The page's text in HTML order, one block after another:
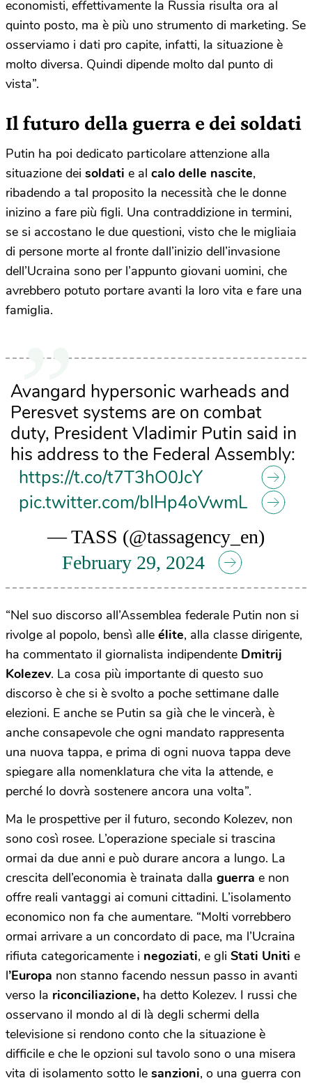
economisti, effettivamente la Russia risulta ora al
quinto posto, ma è più uno strumento di marketing. Se
osserviamo i dati pro capite, infatti, la situazione è
molto diversa. Quindi dipende molto dal punto di
vista”.
Il futuro della guerra e dei soldati
Putin ha poi dedicato particolare attenzione alla
situazione dei soldati e al calo delle nascite,
ribadendo a tal proposito la necessità che le donne
inizino a fare più figli. Una contraddizione in termini,
se si accostano le due questioni, visto che le migliaia
di persone morte al fronte dall’inizio dell’invasione
dell’Ucraina sono per l’appunto giovani uomini, che
avrebbero potuto portare avanti la loro vita e fare una
famiglia.
Avangard hypersonic warheads and
Peresvet systems are on combat
duty, President Vladimir Putin said in
his address to the Federal Assembly:
https://t.co/t7T3hO0JcY
pic.twitter.com/bIHp4oVwmL
— TASS (@tassagency_en)
February 29, 2024
“Nel suo discorso all’Assemblea federale Putin non si
rivolge al popolo, bensì alle élite, alla classe dirigente,
ha commentato il giornalista indipendente Dmitrij
Kolezev. La cosa più importante di questo suo
discorso è che si è svolto a poche settimane dalle
elezioni. E anche se Putin sa già che le vincerà, è
anche consapevole che ogni mandato rappresenta
una nuova tappa, e prima di ogni nuova tappa deve
spiegare alla nomenklatura che vita la attende, e
perché lo dovrà sostenere ancora una volta”.
Ma le prospettive per il futuro, secondo Kolezev, non
sono così rosee. L’operazione speciale si trascina
ormai da due anni e può durare ancora a lungo. La
crescita dell’economia è trainata dalla guerra e non
offre reali vantaggi ai comuni cittadini. L’isolamento
economico non fa che aumentare. “Molti vorrebbero
ormai arrivare a un concordato di pace, ma l’Ucraina
rifiuta categoricamente i negoziati, e gli Stati Uniti e
l’Europa non stanno facendo nessun passo in avanti
verso la riconciliazione, ha detto Kolezev. I russi che
osservano il mondo al di là degli schermi della
televisione si rendono conto che la situazione è
difficile e che le opzioni sul tavolo sono o una misera
vita di isolamento sotto le sanzioni, o una guerra con